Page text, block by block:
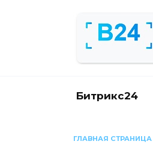
Битрикс24
ГЛАВНАЯ СТРАНИЦА